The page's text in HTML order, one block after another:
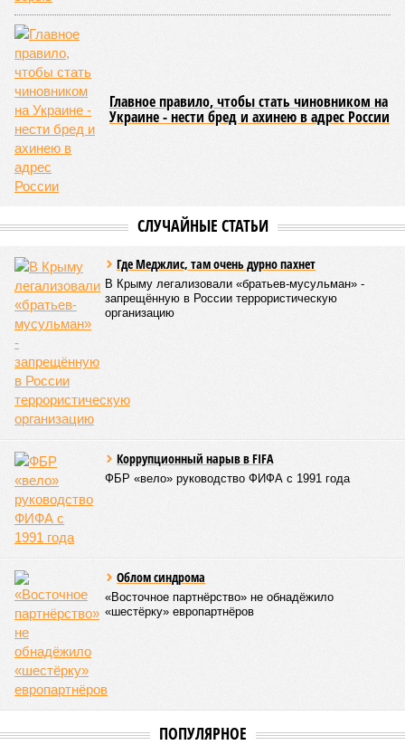
Главное правило, чтобы стать чиновником на
Украине - нести бред и ахинею в адрес России
СЛУЧАЙНЫЕ СТАТЬИ
Где Меджлис, там очень дурно пахнет
В Крыму легализовали «братьев-мусульман» -
запрещённую в России террористическую
организацию
Коррупционный нарыв в FIFA
ФБР «вело» руководство ФИФА с 1991 года
Облом синдрома
«Восточное партнёрство» не обнадёжило
«шестёрку» европартнёров
ПОПУЛЯРНОЕ